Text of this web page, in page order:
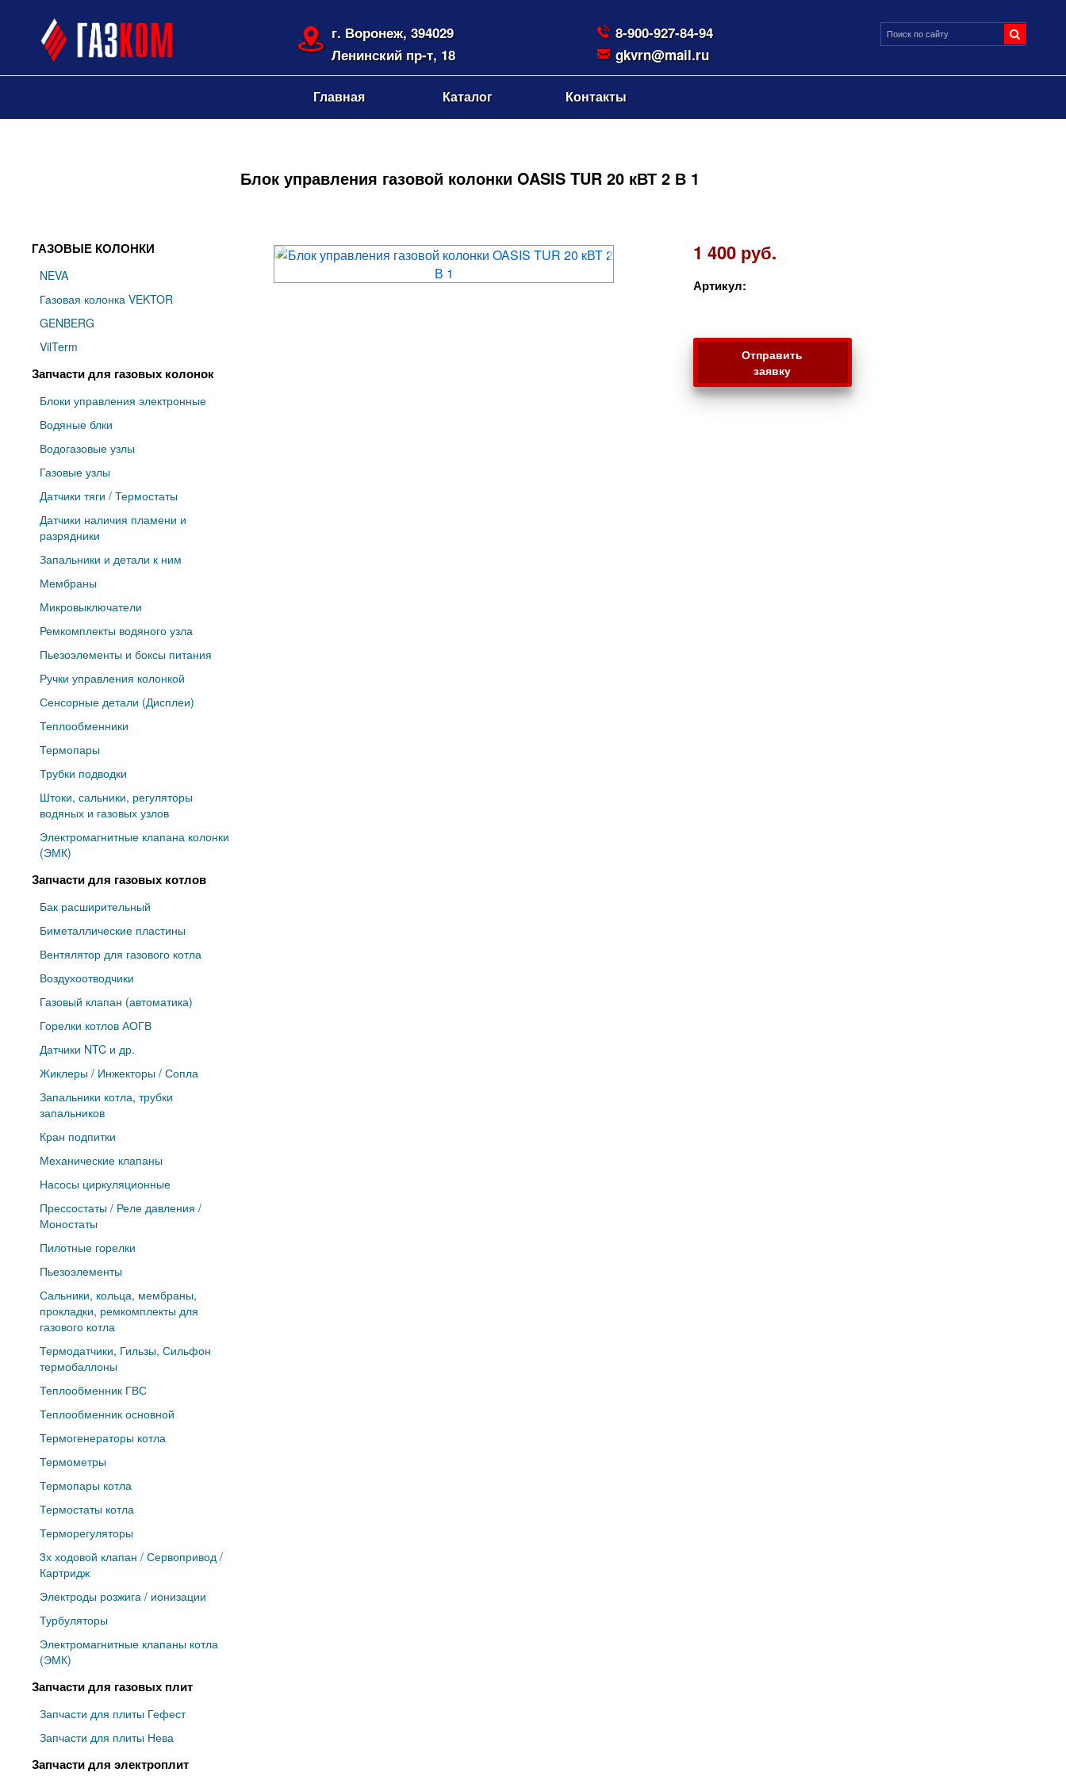
г. Воронеж, 394029
Ленинский пр-т, 18
8-900-927-84-94
gkvrn@mail.ru
Главная Каталог Контакты
Блок управления газовой колонки OASIS TUR 20 кВТ 2 В 1
1 400 руб.
Артикул:
Отправить
заявку
ГАЗОВЫЕ КОЛОНКИ
NEVA
Газовая колонка VEKTOR
GENBERG
VilTerm
Запчасти для газовых колонок
Блоки управления электронные
Водяные блки
Водогазовые узлы
Газовые узлы
Датчики тяги / Термостаты
Датчики наличия пламени и
разрядники
Запальники и детали к ним
Мембраны
Микровыключатели
Ремкомплекты водяного узла
Пьезоэлементы и боксы питания
Ручки управления колонкой
Сенсорные детали (Дисплеи)
Теплообменники
Термопары
Трубки подводки
Штоки, сальники, регуляторы
водяных и газовых узлов
Электромагнитные клапана колонки
(ЭМК)
Запчасти для газовых котлов
Бак расширительный
Биметаллические пластины
Вентялятор для газового котла
Воздухоотводчики
Газовый клапан (автоматика)
Горелки котлов АОГВ
Датчики NTC и др.
Жиклеры / Инжекторы / Сопла
Запальники котла, трубки
запальников
Кран подпитки
Механические клапаны
Насосы циркуляционные
Прессостаты / Реле давления /
Моностаты
Пилотные горелки
Пьезоэлементы
Сальники, кольца, мембраны,
прокладки, ремкомплекты для
газового котла
Термодатчики, Гильзы, Сильфон
термобаллоны
Теплообменник ГВС
Теплообменник основной
Термогенераторы котла
Термометры
Термопары котла
Термостаты котла
Терморегуляторы
3х ходовой клапан / Сервопривод /
Картридж
Электроды розжига / ионизации
Турбуляторы
Электромагнитные клапаны котла
(ЭМК)
Запчасти для газовых плит
Запчасти для плиты Гефест
Запчасти для плиты Нева
Запчасти для электроплит